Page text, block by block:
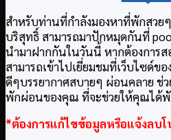
สำหรับท่านที่กำลังมองหาที่พักสวย
บริสุทธิ์ สามารถมาปักหมุดกันที่
นำมาฝากกันในวันนี้ หากต้องการ
สามารถเข้าไปเยี่ยมชมที่เว็บไซด์ขอ
ดีๆบรรยากาศสบายๆ ผ่อนคลาย ช่
พักผ่อนของคุณ ที่จะช่วยให้คุณได้
*ต้องการแก้ไขข้อมูลหรือแจ้งลบ